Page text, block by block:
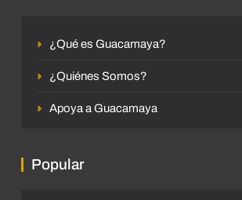
¿Qué es Guacamaya?
¿Quiénes Somos?
Apoya a Guacamaya
Popular